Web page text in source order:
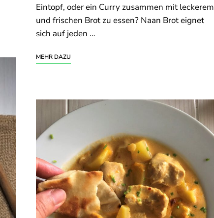
Eintopf, oder ein Curry zusammen mit leckerem
und frischen Brot zu essen? Naan Brot eignet
sich auf jeden …
MEHR DAZU